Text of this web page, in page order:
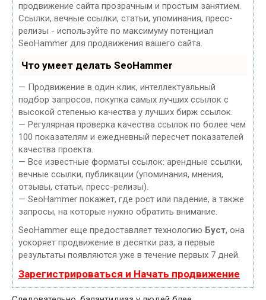
продвижение сайта прозрачным и простым занятием.
Ссылки, вечные ссылки, статьи, упоминания, пресс-
релизы - используйте по максимуму потенциал
SeoHammer для продвижения вашего сайта.
Что умеет делать SeoHammer
— Продвижение в один клик, интеллектуальный
подбор запросов, покупка самых лучших ссылок с
высокой степенью качества у лучших бирж ссылок.
— Регулярная проверка качества ссылок по более чем
100 показателям и ежедневный пересчет показателей
качества проекта.
— Все известные форматы ссылок: арендные ссылки,
вечные ссылки, публикации (упоминания, мнения,
отзывы, статьи, пресс-релизы).
— SeoHammer покажет, где рост или падение, а также
запросы, на которые нужно обратить внимание.
SeoHammer еще предоставляет технологию Буст, она
ускоряет продвижение в десятки раз, а первые
результаты появляются уже в течение первых 7 дней.
Зарегистрироваться и Начать продвижение